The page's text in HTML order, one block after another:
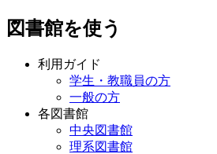
図書館を使う
利用ガイド
学生・教職員の方
一般の方
各図書館
中央図書館
理系図書館